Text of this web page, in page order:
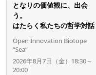
となりの価値観に、出会
う。
はたらく私たちの哲学対話
Open Innovation Biotope
“Sea”
2026年8月7日（金）18:30～
20:00